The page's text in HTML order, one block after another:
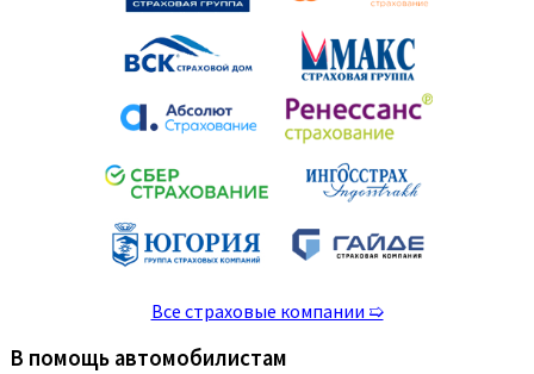
Все страховые компании ➯
В помощь автомобилистам